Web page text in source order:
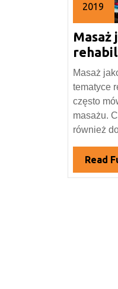
2019
czerwca
2019
Masaż
Masaż
tematyce
często
masażu.
również
Read